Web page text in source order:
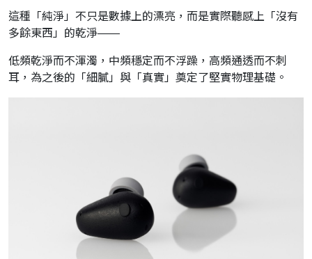
這種「純淨」不只是數據上的漂亮，而是實際聽感上「沒有
多餘東西」的乾淨——
低頻乾淨而不渾濁，中頻穩定而不浮躁，高頻通透而不刺
耳，為之後的「細膩」與「真實」奠定了堅實物理基礎。